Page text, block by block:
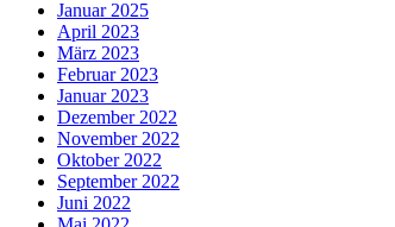
Januar 2025
April 2023
März 2023
Februar 2023
Januar 2023
Dezember 2022
November 2022
Oktober 2022
September 2022
Juni 2022